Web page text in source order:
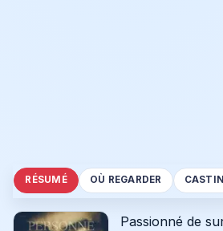
RÉSUMÉ OÙ REGARDER
Passionné de